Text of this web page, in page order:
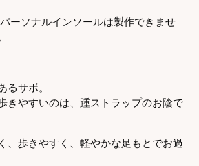
ーソナルインソールは製作できませ
るサボ。
きやすいのは、踵ストラップのお陰で
、歩きやすく、軽やかな足もとでお過